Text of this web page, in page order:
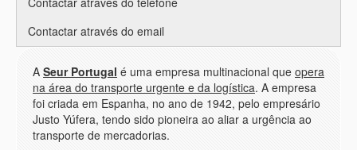
Contactar através do email
A Seur Portugal é uma empresa multinacional que opera
na área do transporte urgente e da logística. A empresa
foi criada em Espanha, no ano de 1942, pelo empresário
Justo Yúfera, tendo sido pioneira ao aliar a urgência ao
transporte de mercadorias.